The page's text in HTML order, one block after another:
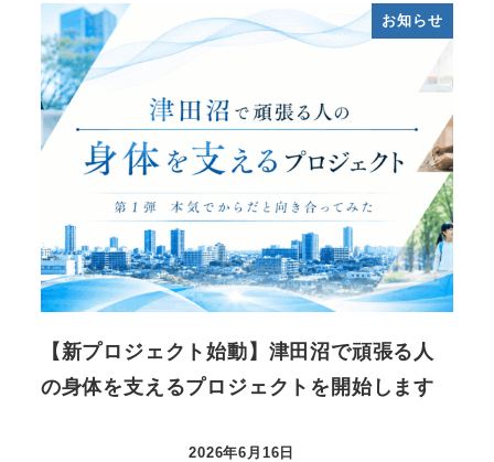
送
り
お知らせ
【新プロジェクト始動】津田沼で頑張る人
の身体を支えるプロジェクトを開始します
2026年6月16日